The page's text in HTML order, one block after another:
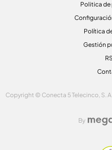
Politica
Política
Gestión
Copyright © Conecta 5 Telecinco, S.
By